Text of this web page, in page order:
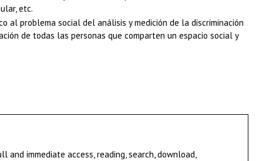
etc.
al problema social del análisis y medición de la discriminación
de todas las personas que comparten un espacio social y
immediate access, reading, search, download,